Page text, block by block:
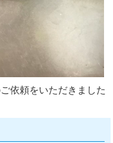
依頼をいただきました